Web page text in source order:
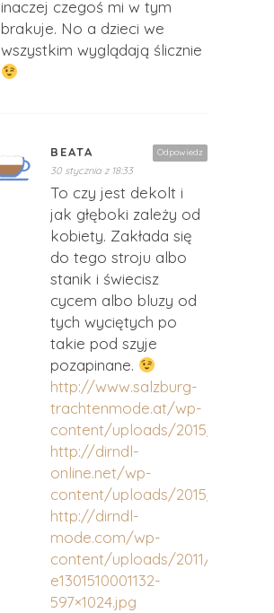
inaczej czegoś mi w tym
brakuje. No a dzieci we
wszystkim wyglądają ślicznie
Odpowiedz
BEATA
30 stycznia z 18:33
To czy jest dekolt i
jak głęboki zależy od
kobiety. Zakłada się
do tego stroju albo
stanik i świecisz
cycem albo bluzy od
tych wyciętych po
takie pod szyje
pozapinane.
http://www.salzburg-
trachtenmode.at/wp-
content/uploads/2015/07/
http://dirndl-
online.net/wp-
content/uploads/2015/03/
http://dirndl-
mode.com/wp-
content/uploads/2011/03/
e1301510001132-
597×1024.jpg